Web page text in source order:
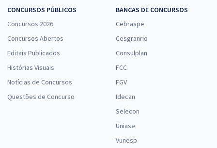
CONCURSOS PÚBLICOS
Concursos 2026
Concursos Abertos
Editais Publicados
Histórias Visuais
Notícias de Concursos
Questões de Concurso
BANCAS DE CONCURSOS
Cebraspe
Cesgranrio
Consulplan
FCC
FGV
Idecan
Selecon
Uniase
Vunesp